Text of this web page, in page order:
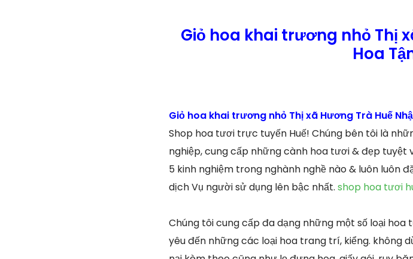
Giỏ hoa khai trương nhỏ Thị
Hoa
Giỏ hoa khai trương nhỏ Thị xã Hương Trà Huế
Shop hoa tươi trực tuyến Huế! Chúng bên tôi là
nghiệp, cung cấp những cành hoa tươi & đẹp tuyệt
5 kinh nghiệm trong nghành nghề nào & luôn luôn
dịch Vụ người sử dụng lên bậc nhất. shop hoa tươi
Chúng tôi cung cấp đa dạng những một số loại
yêu đến những các loại hoa trang trí, kiểng. không